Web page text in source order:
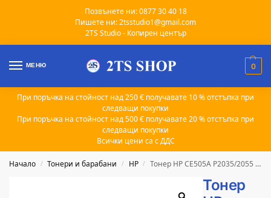
Позвънете ни: 0877 30 40 18
Пишете ни: 2tsstudio1@gmail.com
2TS Studio - Копирен център
МЕНЮ 0
При поръчка на стойност над 250 € получавате 10 % отстъпка при
следващи покупки
При поръчка на стойност над 500 € получавате 20 % отстъпка при
следващи покупки
Всички цени са с ДДС
Начало / Тонери и барабани / HP / Тонер HP CE505A P2035/2055 съвместим 2.3k
Тонер